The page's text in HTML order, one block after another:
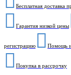
Бесплатная доставка
Гарантия низкой цены
регистрацию Помощь и
Покупка в рассрочку